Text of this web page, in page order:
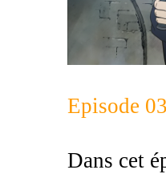
Episode
Dans cet